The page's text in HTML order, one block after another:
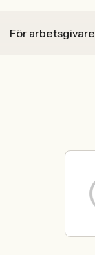
För arbetsgivare